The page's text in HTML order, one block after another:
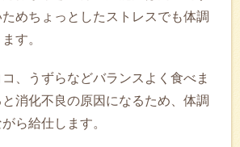
めちょっとしたストレスでも体調
す。
、うずらなどバランスよく食べま
消化不良の原因になるため、体調
ら給仕します。